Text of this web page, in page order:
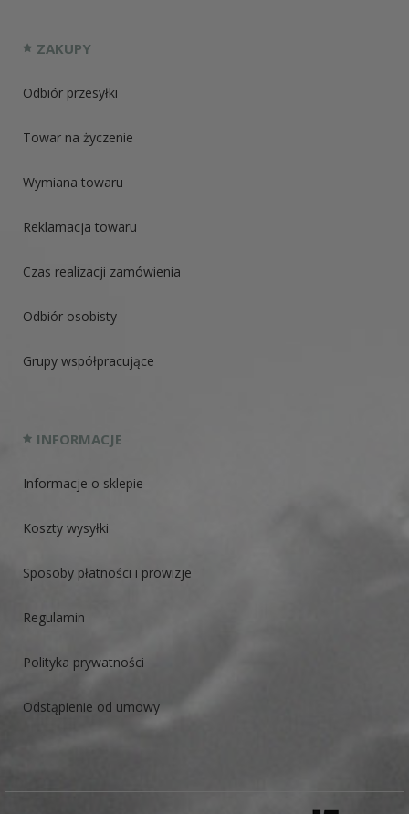
ZAKUPY
Odbiór przesyłki
Towar na życzenie
Wymiana towaru
Reklamacja towaru
Czas realizacji zamówienia
Odbiór osobisty
Grupy współpracujące
INFORMACJE
Informacje o sklepie
Koszty wysyłki
Sposoby płatności i prowizje
Regulamin
Polityka prywatności
Odstąpienie od umowy